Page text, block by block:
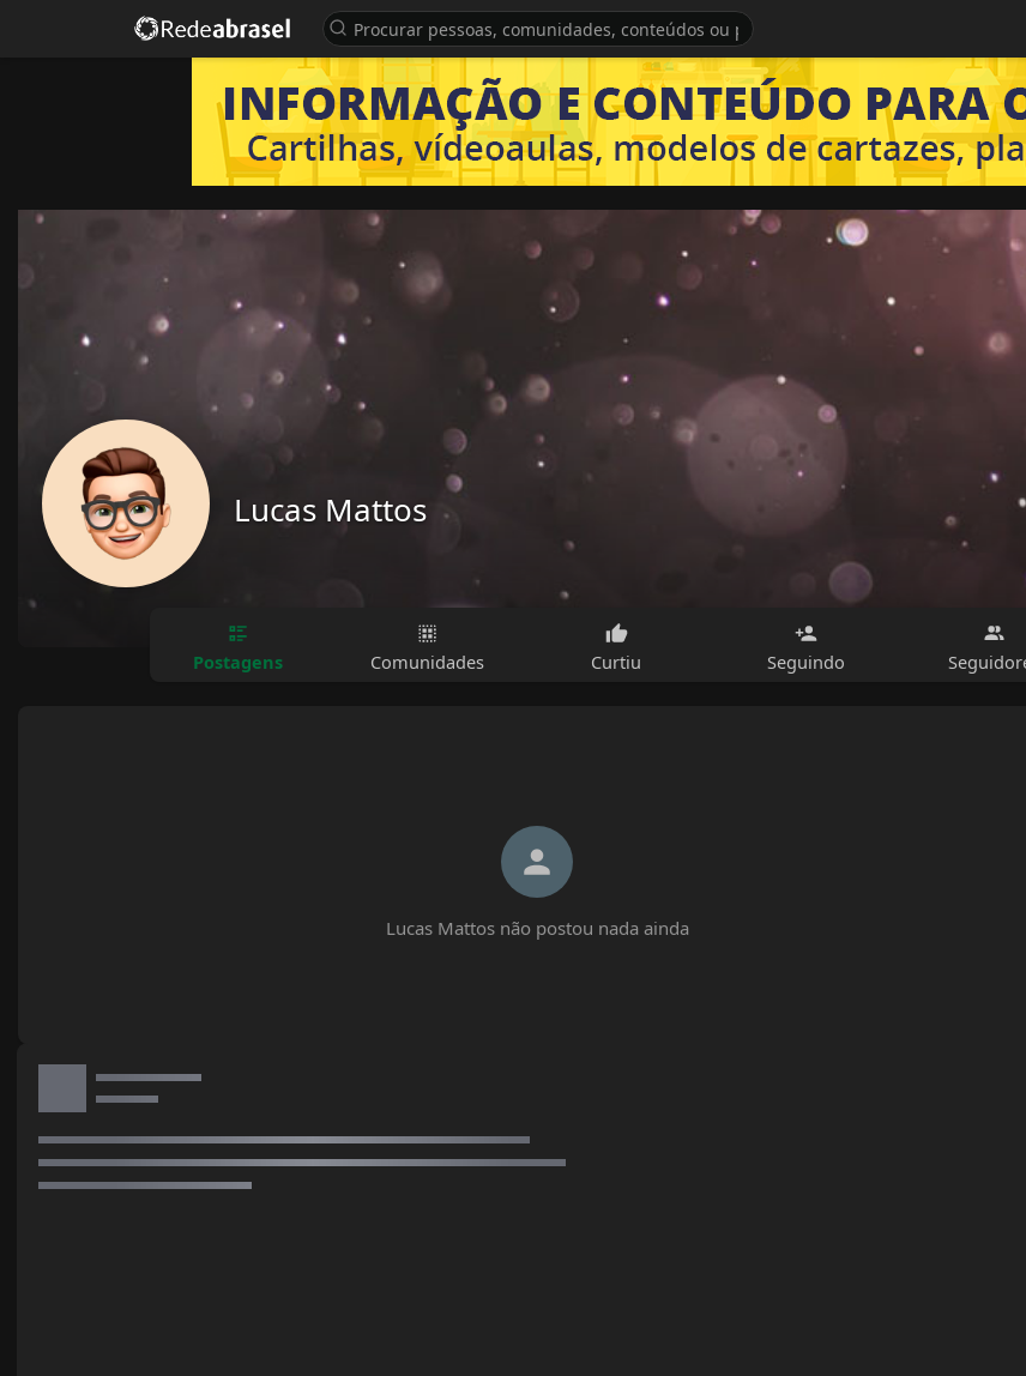
Lucas Mattos
Postagens Comunidades Curtiu Seguindo
Lucas Mattos não postou nada ainda